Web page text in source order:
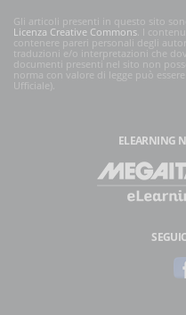
Gli articoli presenti in questo sito
Licenza Creative Commons. I
contenere pareri personali degli
traduzioni e/o interpretazioni che
documenti presenti nel sito non
norma con valore di legge può
Ufficiale).
ELEARNING